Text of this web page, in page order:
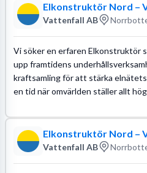
Elkonstruktör Nord –
Vattenfall AB
Vi söker en erfaren Elkonstruktör
upp framtidens
kraftsamling för att stärka
en tid när omvärlden ställer allt
Elkonstruktör Nord –
Vattenfall AB